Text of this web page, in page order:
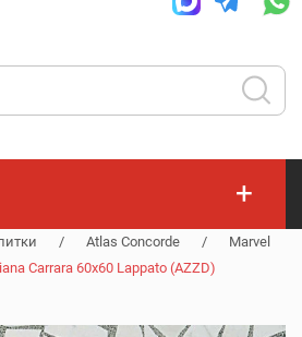
+
/ Atlas Concorde /
Marvel
Carrara 60x60 Lappato (AZZD)